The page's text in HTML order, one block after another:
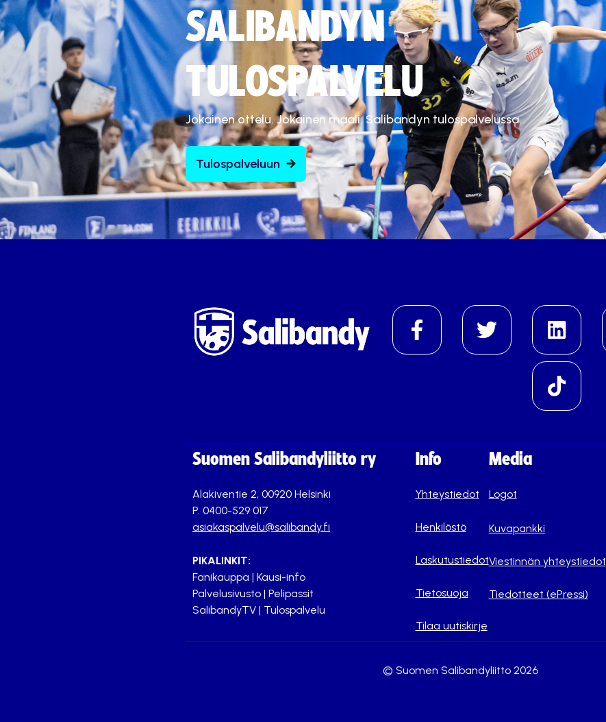
SALIBANDYN
TULOSPALVELU
Jokainen ottelu. Jokainen maali. Salibandyn tulospalvelussa.
Tulospalveluun
Suomen Salibandyliitto ry
Alakiventie 2, 00920 Helsinki
P. 0400-529 017
asiakaspalvelu@salibandy.fi
PIKALINKIT:
Fanikauppa | Kausi-info
Palvelusivusto | Pelipassit
SalibandyTV | Tulospalvelu
Info
Yhteystiedot
Henkilöstö
Laskutustiedot
Tietosuoja
Tilaa uutiskirje
Media
Logot
Kuvapankki
Viestinnän yhteystiedot
Tiedotteet (ePressi)
© Suomen Salibandyliitto 2026